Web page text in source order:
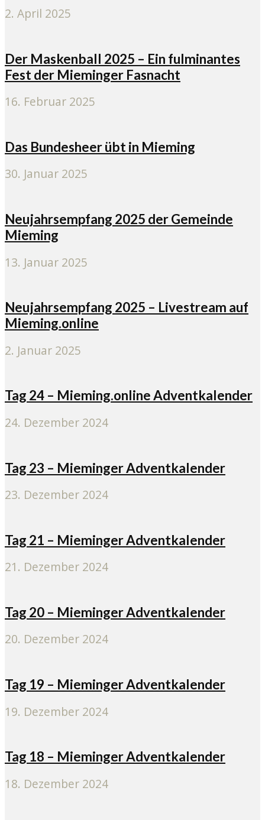
2. April 2025
Der Maskenball 2025 – Ein fulminantes
Fest der Mieminger Fasnacht
16. Februar 2025
Das Bundesheer übt in Mieming
30. Januar 2025
Neujahrsempfang 2025 der Gemeinde
Mieming
13. Januar 2025
Neujahrsempfang 2025 – Livestream auf
Mieming.online
2. Januar 2025
Tag 24 – Mieming.online Adventkalender
24. Dezember 2024
Tag 23 – Mieminger Adventkalender
23. Dezember 2024
Tag 21 – Mieminger Adventkalender
21. Dezember 2024
Tag 20 – Mieminger Adventkalender
20. Dezember 2024
Tag 19 – Mieminger Adventkalender
19. Dezember 2024
Tag 18 – Mieminger Adventkalender
18. Dezember 2024